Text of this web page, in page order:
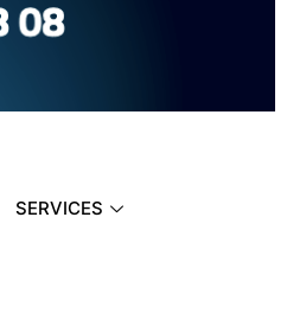
SERVICES